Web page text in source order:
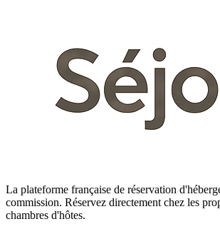
La plateforme française de réservation
commission. Réservez directement chez les
chambres d'hôtes.